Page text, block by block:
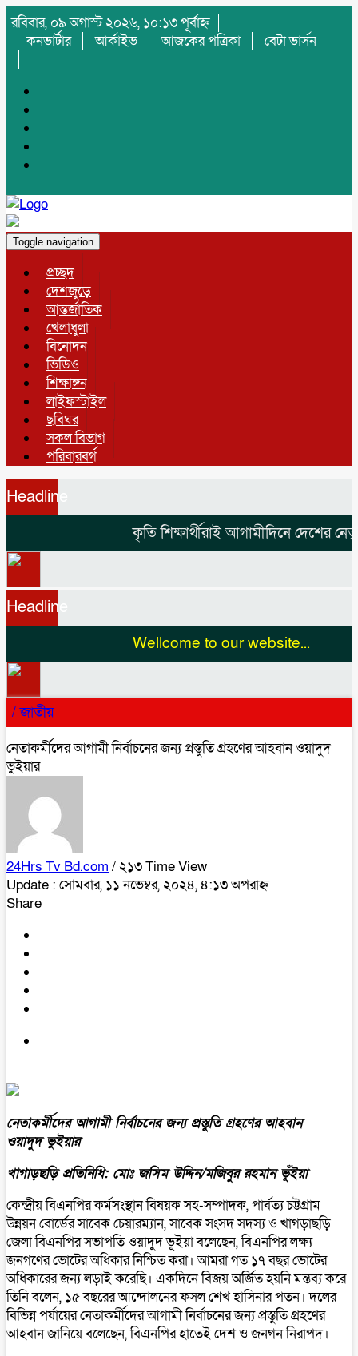
রবিবার, ০৯ অগাস্ট ২০২৬, ১০:১৩ পূর্বাহ্ন
কনভার্টার
আর্কাইভ আজকের পত্রিকা বেটা ভার্সন
Toggle navigation
প্রচ্ছদ
দেশজুড়ে
আন্তর্জাতিক
খেলাধুলা
বিনোদন
ভিডিও
শিক্ষাঙ্গন
লাইফস্টাইল
ছবিঘর
সকল বিভাগ
পরিবারবর্গ
Headline
কৃতি শিক্ষার্থীরাই আগামীদিনে দেশের
Headline
Wellcome to our website...
/জাতীয়
নেতাকর্মীদের আগামী নির্বাচনের জন্য প্রস্তুতি গ্রহণের আহবান ওয়াদুদ
ভুইয়ার
24Hrs Tv Bd.com / ২১৩ Time View
Update : সোমবার, ১১ নভেম্বর, ২০২৪, ৪:১৩ অপরাহ্ন
Share
নেতাকর্মীদের আগামী নির্বাচনের জন্য প্রস্তুতি গ্রহণের আহবান
ওয়াদুদ ভুইয়ার
খাগাড়ছড়ি প্রতিনিধি: মোঃ জসিম উদ্দিন/মজিবুর রহমান ভূঁইয়া
কেন্দ্রীয় বিএনপির কর্মসংস্থান বিষয়ক সহ-সম্পাদক, পার্বত্য চট্টগ্রাম
উন্নয়ন বোর্ডের সাবেক চেয়ারম্যান, সাবেক সংসদ সদস্য ও খাগড়াছড়ি
জেলা বিএনপির সভাপতি ওয়াদুদ ভূইয়া বলেছেন, বিএনপির লক্ষ্য
জনগণের ভোটের অধিকার নিশ্চিত করা। আমরা গত ১৭ বছর ভোটের
অধিকারের জন্য লড়াই করেছি। একদিনে বিজয় অর্জিত হয়নি মন্তব্য করে
তিনি বলেন, ১৫ বছরের আন্দোলনের ফসল শেখ হাসিনার পতন। দলের
বিভিন্ন পর্যায়ের নেতাকর্মীদের আগামী নির্বাচনের জন্য প্রস্তুতি গ্রহণের
আহবান জানিয়ে বলেছেন, বিএনপির হাতেই দেশ ও জনগন নিরাপদ।